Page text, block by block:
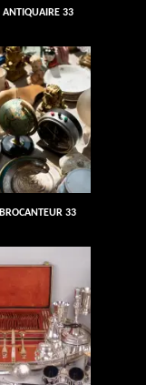
ANTIQUAIRE 33
BROCANTEUR 33